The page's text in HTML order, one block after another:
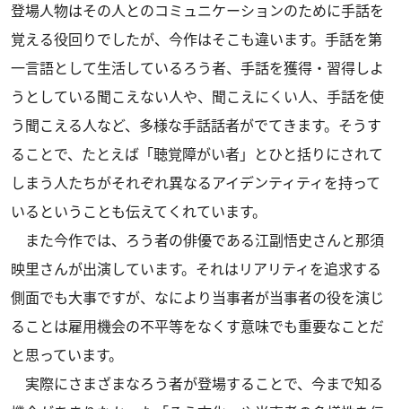
登場人物はその人とのコミュニケーションのために手話を
覚える役回りでしたが、今作はそこも違います。手話を第
一言語として生活しているろう者、手話を獲得・習得しよ
うとしている聞こえない人や、聞こえにくい人、手話を使
う聞こえる人など、多様な手話話者がでてきます。そうす
ることで、たとえば「聴覚障がい者」とひと括りにされて
しまう人たちがそれぞれ異なるアイデンティティを持って
いるということも伝えてくれています。
また今作では、ろう者の俳優である江副悟史さんと那須
映里さんが出演しています。それはリアリティを追求する
側面でも大事ですが、なにより当事者が当事者の役を演じ
ることは雇用機会の不平等をなくす意味でも重要なことだ
と思っています。
実際にさまざまなろう者が登場することで、今まで知る